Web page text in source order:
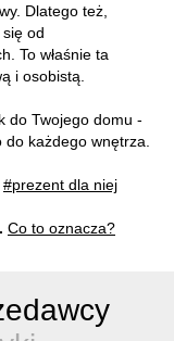
Dlatego też,
od
To właśnie ta
i osobistą.
do Twojego domu -
do każdego wnętrza.
#prezent dla niej
Co to oznacza?